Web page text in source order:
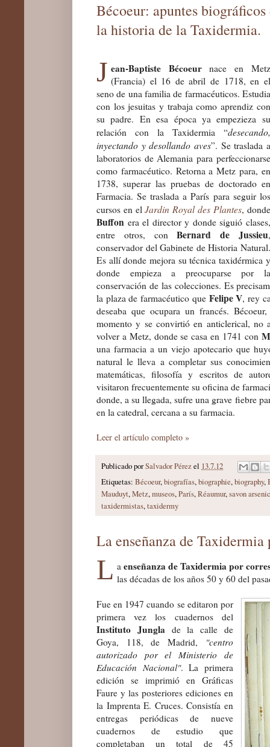
Bécoeur: apuntes
la historia de la Taxidermia.
J ean-Baptiste Bécoeurnace en Metz
(Francia) el 16 de abril de 1718, en el
seno de una familia de farmacéuticos. Estudia
con los jesuitas y trabaja como aprendiz con
su padre. En esa época ya empezieza su
relación con la Taxidermia “desecando,
inyectando y desollando aves”. Se traslada a
laboratorios de Alemania para perfeccionarse
como farmacéutico. Retorna a Metz para, en
1738, superar las pruebas de doctorado en
Farmacia. Se traslada a París para seguir los
cursos en elJardin Royal des Plantes, donde
Buffon era el director y donde siguió clases,
entre otros, conBernard de Jussieu,
conservador del Gabinete de Historia Natural.
Es allí donde mejora su técnica taxidérmica y
donde empieza a preocuparse por la
conservación de las colecciones. Es
la plaza de farmacéutico que Felipe V, rey
deseaba que ocupara un francés.
momento y se convirtió en anticlerical, no
volver a Metz, donde se casa en 1741 con
una farmacia a un viejo apotecario que
natural le lleva a completar sus
matemáticas, filosofía y escritos de
visitaron frecuentemente su oficina de
donde, a su llegada, sufre una grave fiebre
en la catedral, cercana a su farmacia.
Leer el artículo completo »
Publicado porSalvador Pérezel 13.7.12
Etiquetas: Bécoeur,biografías,biographie,biography,
Mauduyt,Metz,museos,París,Réaumur,savon
taxidermistas,taxidermy
La enseñanza de
L a enseñanza de Taxidermia por
las décadas de los años 50 y 60 del
Fue en 1947 cuando se editaron por
primera vez los cuadernos del
Instituto Junglade la calle de
Goya, 118, de Madrid,
"centro
autorizado por el Ministerio de
Educación Nacional". La primera
edición se imprimió en Gráficas
Faure y las posteriores ediciones en
la Imprenta E. Cruces. Consistía en
entregas periódicas de nueve
cuadernos de estudio que
completaban un total de 45